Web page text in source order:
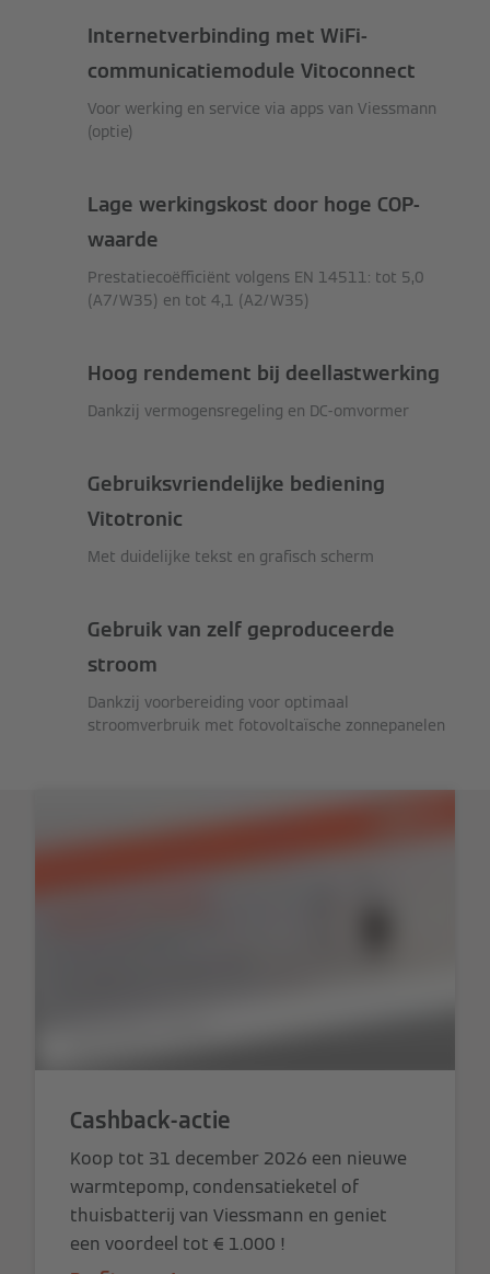
Internetverbinding met WiFi-
communicatiemodule Vitoconnect
Voor werking en service via apps van Viessmann
(optie)
Lage werkingskost door hoge COP-
waarde
Prestatiecoëfficiënt volgens EN 14511: tot 5,0
(A7/W35) en tot 4,1 (A2/W35)
Hoog rendement bij deellastwerking
Dankzij vermogensregeling en DC-omvormer
Gebruiksvriendelijke bediening
Vitotronic
Met duidelijke tekst en grafisch scherm
Gebruik van zelf geproduceerde
stroom
Dankzij voorbereiding voor optimaal
stroomverbruik met fotovoltaïsche zonnepanelen
Cashback-actie
Koop tot 31 december 2026 een nieuwe
warmtepomp, condensatieketel of
thuisbatterij van Viessmann en geniet
een voordeel tot € 1.000 !